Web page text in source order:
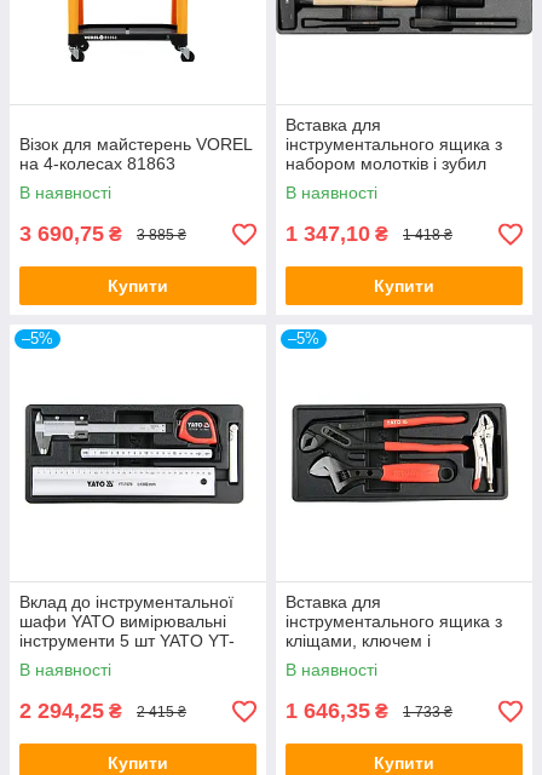
Візок для майстерень VOREL
на 4-колесах 81863
В наявності
3 690,75 ₴ 3 885 ₴
Купити
Вставка для
інструментального ящика з
набором молотків і зубил
YATO YT-5540
В наявності
1 347,10 ₴ 1 418 ₴
Купити
–5%
Вклад до інструментальної
шафи YATO вимірювальні
інструменти 5 шт YATO YT-
55474
В наявності
2 294,25 ₴ 2 415 ₴
Купити
–5%
Вставка для
інструментального ящика з
кліщами, ключем і
зварювальними
плоскогубцями YATO YT-
55473
В наявності
1 646,35 ₴ 1 733 ₴
Купити